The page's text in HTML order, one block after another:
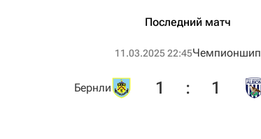
Последний матч
11.03.2025 22:45Чемпионшип
Бернли 1 : 1